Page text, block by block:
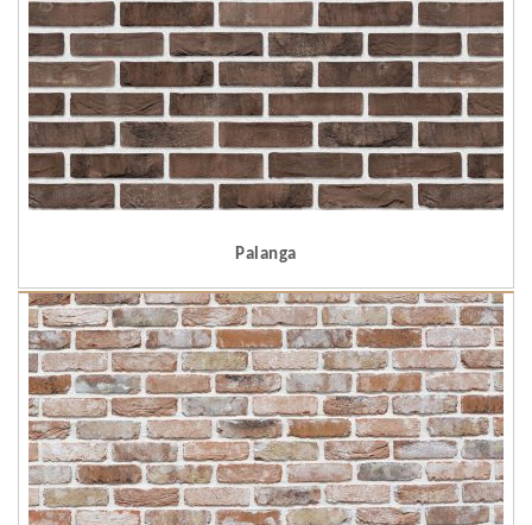
Palanga